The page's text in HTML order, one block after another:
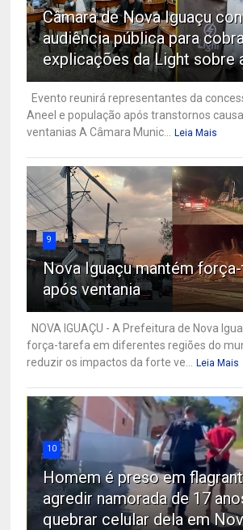
Câmara de Nova Iguaçu
audiência pública para
explicações da Light sobre
Evento reunirá representantes da
Aneel e população após transtornos
ventanias A Câmara Munic...
Leia Mais
9
Nova Iguaçu mantém
após ventania
NOVA IGUAÇU - A Prefeitura de Nova
força-tarefa em diferentes regiões do
reduzir os impactos da forte ve...
Leia Mais
10
Homem é preso em
agredir namorada de 17
quebrar celular dela em